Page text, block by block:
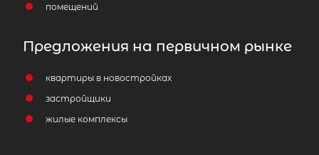
помещений
Предложения на первичном рынке
квартиры в новостройках
застройщики
жилые комплексы